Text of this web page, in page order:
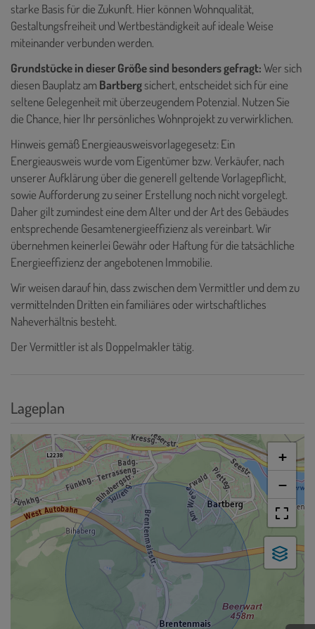
starke Basis für die Zukunft. Hier können Wohnqualität,
Gestaltungsfreiheit und Wertbeständigkeit auf ideale Weise
miteinander verbunden werden.
Grundstücke in dieser Größe sind besonders gefragt:Wer sich
diesen Bauplatz am Bartbergsichert, entscheidet sich für eine
seltene Gelegenheit mit überzeugendem Potenzial. Nutzen Sie
die Chance, hier Ihr persönliches Wohnprojekt zu verwirklichen.
Hinweis gemäß Energieausweisvorlagegesetz: Ein
Energieausweis wurde vom Eigentümer bzw. Verkäufer, nach
unserer Aufklärung über die generell geltende Vorlagepflicht,
sowie Aufforderung zu seiner Erstellung noch nicht vorgelegt.
Daher gilt zumindest eine dem Alter und der Art des Gebäudes
entsprechende Gesamtenergieeffizienz als vereinbart. Wir
übernehmen keinerlei Gewähr oder Haftung für die tatsächliche
Energieeffizienz der angebotenen Immobilie.
Wir weisen darauf hin, dass zwischen dem Vermittler und dem zu
vermittelnden Dritten ein familiäres oder wirtschaftliches
Naheverhältnis besteht.
Der Vermittler ist als Doppelmakler tätig.
Lageplan
+
−